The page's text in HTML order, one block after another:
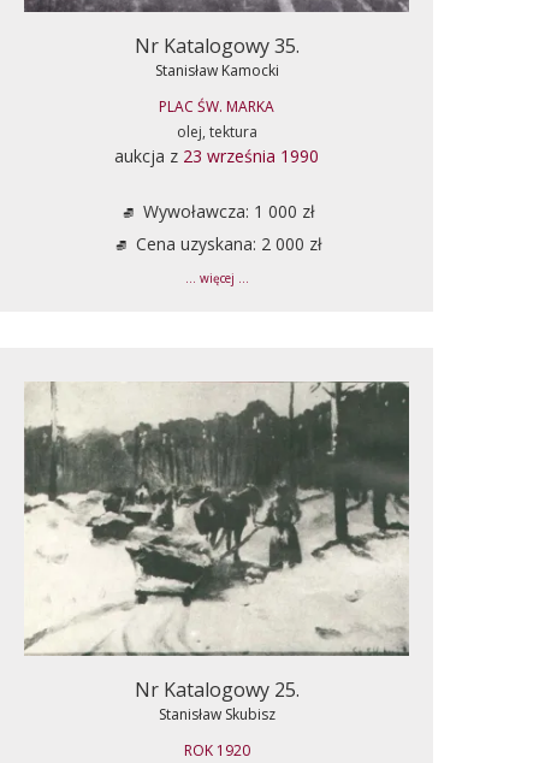
Nr Katalogowy 35.
Stanisław Kamocki
PLAC ŚW. MARKA
olej, tektura
aukcja z 23 września 1990
Wywoławcza: 1 000 zł
Cena uzyskana: 2 000 zł
... więcej ...
Nr Katalogowy 25.
Stanisław Skubisz
ROK 1920